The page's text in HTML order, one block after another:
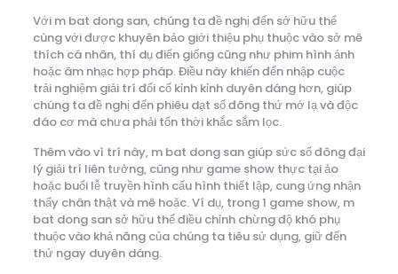
Với m bat dong san, chúng ta đề nghị đến sở hữu thể
cùng với được khuyên bảo giới thiệu phụ thuộc vào sở mê
thích cá nhân, thí dụ điển giống cũng như phim hình ảnh
hoặc âm nhạc hợp pháp. Điều này khiến đến nhập cuộc
trải nghiệm giải trí đổi cố kỉnh kỉnh duyên dáng hơn, giúp
chúng ta đề nghị đến phiêu dạt số đông thứ mớ lạ và độc
đáo cơ mà chưa phải tốn thời khắc sắm lọc.
Thêm vào vì trí này, m bat dong san giúp sức số đông đại
lý giải trí liên tưởng, cũng như game show thực tại ảo
hoặc buổi lễ truyền hình cấu hình thiết lập, cung ứng nhận
thấy chân thật và mê hoặc. Ví dụ, trong 1 game show, m
bat dong san sở hữu thể điều chỉnh chừng độ khó phụ
thuộc vào khả năng của chúng ta tiêu sử dụng, giữ đến
thử ngay duyên dáng.